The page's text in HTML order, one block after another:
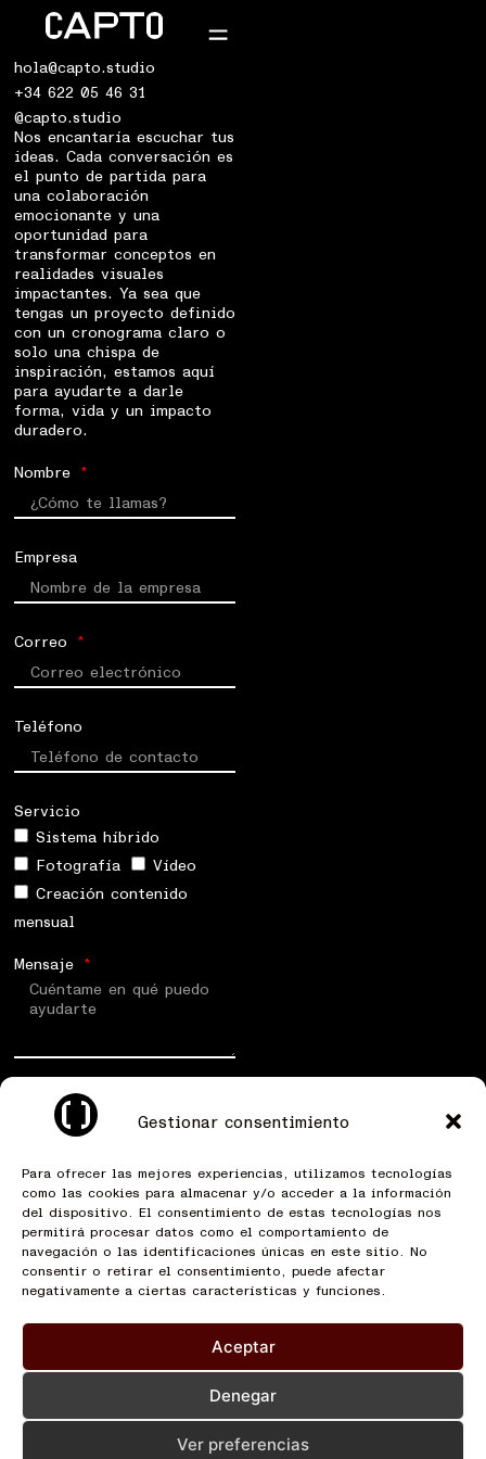
Gestionar consentimiento
Para ofrecer las mejores experiencias, utilizamos tecnologías
como las cookies para almacenar y/o acceder a la información
del dispositivo. El consentimiento de estas tecnologías nos
permitirá procesar datos como el comportamiento de
navegación o las identificaciones únicas en este sitio. No
consentir o retirar el consentimiento, puede afectar
negativamente a ciertas características y funciones.
Aceptar
Denegar
Ver preferencias
hola@capto.studio
+34 622 05 46 31
@capto.studio
Nos encantaría escuchar tus
ideas. Cada conversación es
el punto de partida para
una colaboración
emocionante y una
oportunidad para
transformar conceptos en
realidades visuales
impactantes. Ya sea que
tengas un proyecto definido
con un cronograma claro o
solo una chispa de
inspiración, estamos aquí
para ayudarte a darle
forma, vida y un impacto
duradero.
Nombre
Empresa
Correo
Teléfono
Servicio
Sistema híbrido
Fotografía Vídeo
Creación contenido
mensual
Mensaje
He leído y acepto la
política de privacidad
LLÁMAME
FOTOGRAFÍA GASTRONÓMICA
VÍDEO GASTRONÓMICO
CREACIÓN CONTENIDO RRSSSOBRE MÍ
BLOGCONTACTO